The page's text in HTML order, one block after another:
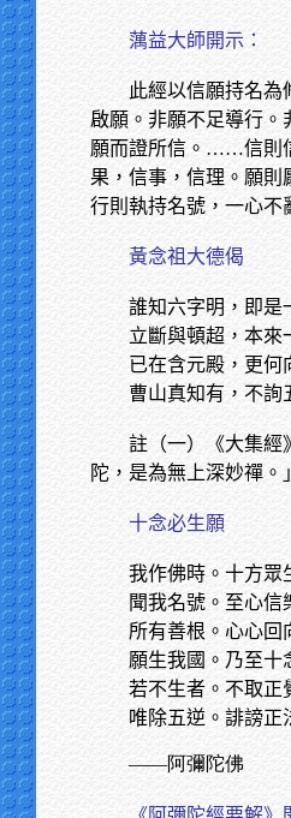
蕅益大師開示：
此經以信願持名為
啟願。非願不足導行。
願而證所信。……信則
果，信事，信理。願則
行則執持名號，一心不
黃念祖大德偈
誰知六字明，即是
立斷與頓超，本來
已在含元殿，更何
曹山真知有，不詢
註（一）《大集經
陀，是為無上深妙禪。」
十念必生願
我作佛時。十方眾
聞我名號。至心信
所有善根。心心回
願生我國。乃至十
若不生者。不取正
唯除五逆。誹謗正
——阿彌陀佛